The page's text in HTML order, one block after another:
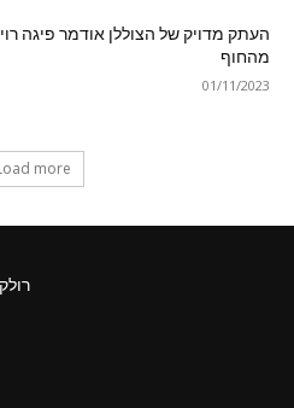
העתק מדויק של הצוללן אודמר פיגה
מהחוף
01/11/2023
more